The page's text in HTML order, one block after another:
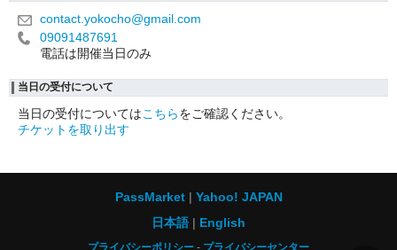
contact.yokocho@gmail.com
09091487691
電話は開催当日のみ
当日の受付について
当日の受付についてはこちらをご確認ください。
チケットを取り出す
PassMarket
Yahoo! JAPAN
日本語
English
プライバシーポリシー プライバシーセンター